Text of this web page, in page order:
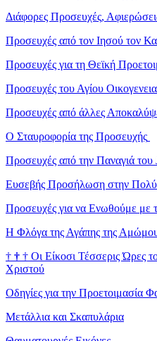
Διάφορες Προσευχές,
Προσευχές από τον Ιησού τον
Προσευχές για τη Θεϊκή
Προσευχές του Αγίου
Προσευχές από άλλες
Ο Σταυροφορία της Προσευχής
Προσευχές από την Παναγιά του
Ευσεβής Προσήλωση στην Πολύ
Προσευχές για να Ενωθούμε με
Η Φλόγα της Αγάπης της
† † † Οι Είκοσι Τέσσερις Ώρες
Χριστού
Οδηγίες για την Προετοιμασία
Μετάλλια και Σκαπυλάρια